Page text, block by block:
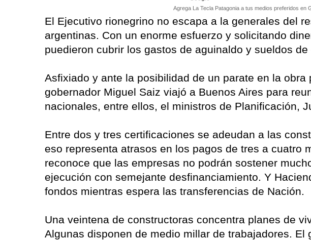
Agrega La Tecla Patagonia a tus medios preferidos en
El Ejecutivo rionegrino no escapa a la generales del
argentinas. Con un enorme esfuerzo y solicitando
puedieron cubrir los gastos de aguinaldo y sueldos de
Asfixiado y ante la posibilidad de un parate en la obra
gobernador Miguel Saiz viajó a Buenos Aires para
nacionales, entre ellos, el ministros de Planificación,
Entre dos y tres certificaciones se adeudan a las
eso representa atrasos en los pagos de tres a cuatro
reconoce que las empresas no podrán sostener
ejecución con semejante desfinanciamiento. Y
fondos mientras espera las transferencias de Nación.
Una veintena de constructoras concentra planes de
Algunas disponen de medio millar de trabajadores. El